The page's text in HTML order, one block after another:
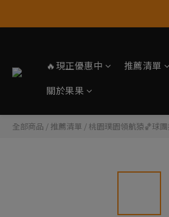
🔥現正優惠中 推薦清單
關於果果
全部商品 /推薦清單 /桃園璞園領航猿🏀球